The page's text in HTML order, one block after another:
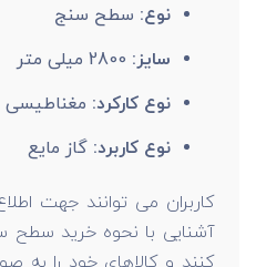
نوع: سطح سنج
سایز:
نوع کارکرد: مغناطیسی
نوع کاربرد:گاز مایع
کاربران می توانند جهت
آشنایی با نحوه خرید سطح